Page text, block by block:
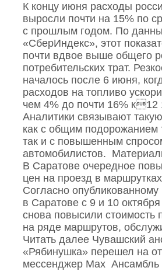
К концу июня расходы
выросли почти на 15% по
с прошлым годом. По
«СберИндекс», этот
почти вдвое выше общего
потребительских трат.
началось после 6 июня,
расходов на топливо
чем 4% до почти 16%
Аналитики связывают
как с общим подорожанием
так и с повышенным
автомобилистов.
В Саратове очередное
цен на проезд в
Согласно опубликованному
в Саратове с 9 и 10
снова повысили стоимость
на ряде маршрутов,
Читать далее Чувашский
«Рябинушка» перешел на
мессенджер Max